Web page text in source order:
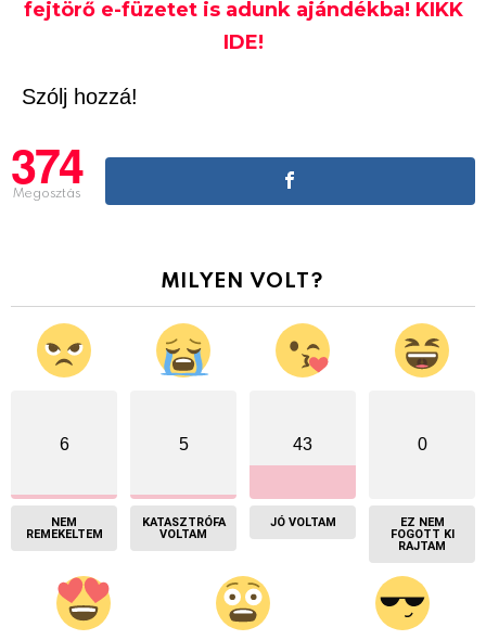
fejtörő e-füzetet is adunk ajándékba! KIKK
IDE!
Szólj hozzá!
374
Megosztás
MILYEN VOLT?
6
NEM
REMEKELTEM
5
KATASZTRÓFA
VOLTAM
43
JÓ VOLTAM
0
EZ NEM
FOGOTT KI
RAJTAM